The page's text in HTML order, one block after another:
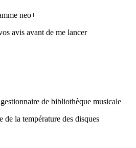
neo+
avis avant de me lancer
de bibliothèque musicale
de la température des disques